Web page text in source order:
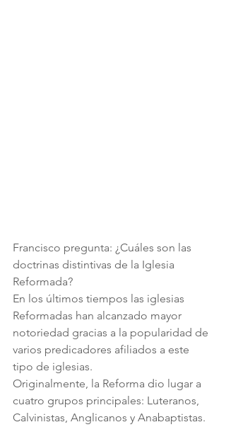
Francisco pregunta: ¿Cuáles son las
doctrinas distintivas de la Iglesia
Reformada?
En los últimos tiempos las iglesias
Reformadas han alcanzado mayor
notoriedad gracias a la popularidad de
varios predicadores afiliados a este
tipo de iglesias.
Originalmente, la Reforma dio lugar a
cuatro grupos principales: Luteranos,
Calvinistas, Anglicanos y Anabaptistas.